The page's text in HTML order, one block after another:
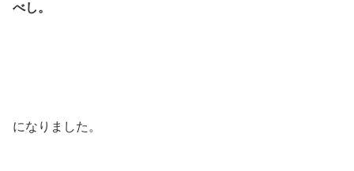
べし。
になりました。